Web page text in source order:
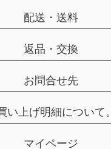
配送・送料
返品・交換
お問合せ先
い上げ明細について。
マイページ